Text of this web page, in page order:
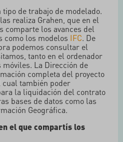
de trabajo de modelado.
realiza Grahen, que en el
comparte los avances del
como los modelos IFC. De
podemos consultar el
tanto en el ordenador
La Dirección de
completa del proyecto
cual también poder
la liquidación del contrato
bases de datos como las
Geográfica.
el que compartís los